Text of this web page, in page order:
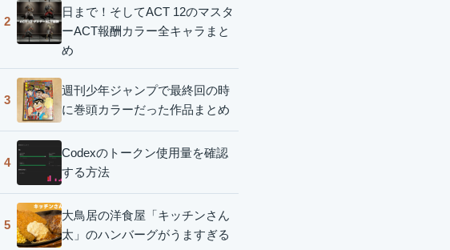
2
日まで！そしてACT 12のマスタ
ーACT報酬カラー全キャラまと
め
3
週刊少年ジャンプで最終回の時
に巻頭カラーだった作品まとめ
4
Codexのトークン使用量を確認
する方法
5
大鳥居の洋食屋「キッチンさん
太」のハンバーグがうますぎる